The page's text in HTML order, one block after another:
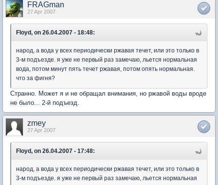
FRAGman
27 Apr 2007
Floyd, on 26.04.2007 - 18:48:
народ, а вода у всех периодически ржавая течет, или это только в
3-м подъезде. я уже не первый раз замечаю, льется нормальная
вода, потом минут пять течет ржавая, потом опять нормальная.
что за фигня?
Странно. Может я и не обращал внимания, но ржавой воды вроде
не было... 2-й подъезд.
zmey
27 Apr 2007
Floyd, on 26.04.2007 - 17:48:
народ, а вода у всех периодически ржавая течет, или это только в
3-м подъезде. я уже не первый раз замечаю, льется нормальная